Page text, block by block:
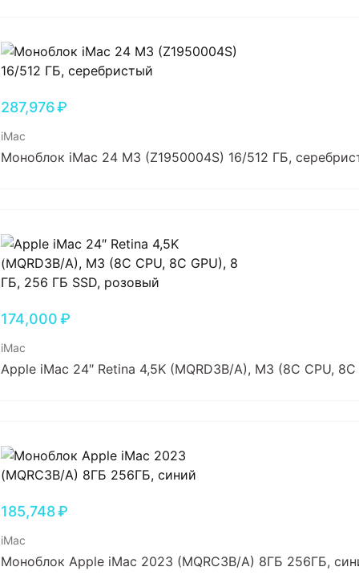
287,976₽
iMac
Моноблок iMac 24 M3 (Z1950004S) 16/512 ГБ,
174,000₽
iMac
Apple iMac 24″ Retina 4,5K (MQRD3B/A), M3 (8C CPU,
185,748₽
iMac
Моноблок Apple iMac 2023 (MQRC3B/A) 8ГБ 256ГБ,